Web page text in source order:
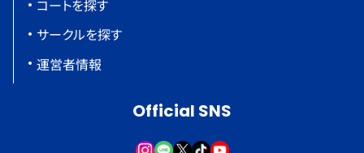
コートを探す
サークルを探す
運営者情報
Official SNS